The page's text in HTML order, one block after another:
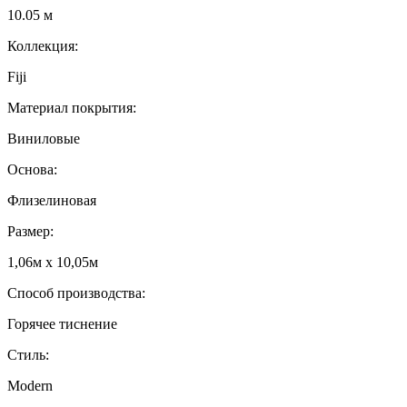
10.05 м
Коллекция:
Fiji
Материал покрытия:
Виниловые
Основа:
Флизелиновая
Размер:
1,06м х 10,05м
Способ производства:
Горячее тиснение
Стиль:
Modern